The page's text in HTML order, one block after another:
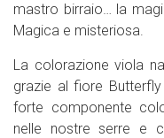
mastro birraio… la
Magica e misteriosa.
La colorazione viola
grazie al fiore
forte componente
nelle nostre serre e